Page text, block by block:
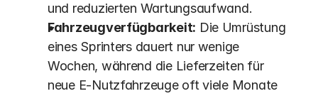
und reduzierten Wartungsaufwand.
Fahrzeugverfügbarkeit: Die Umrüstung
eines Sprinters dauert nur wenige
Wochen, während die Lieferzeiten für
neue E-Nutzfahrzeuge oft viele Monate